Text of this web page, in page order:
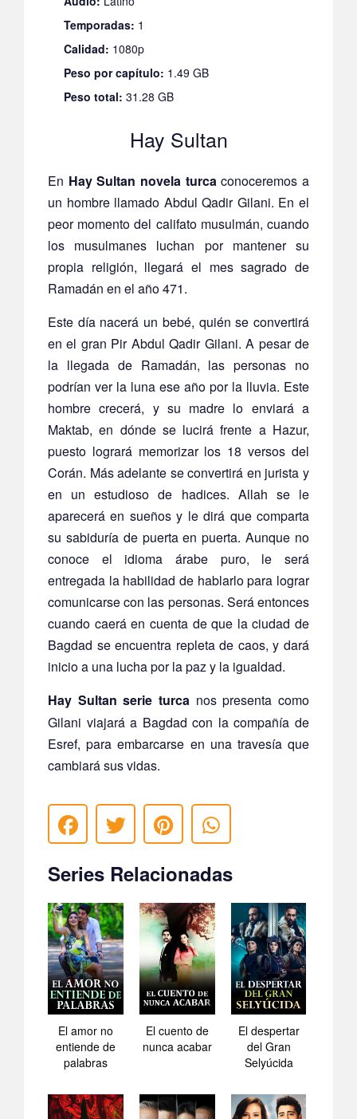
Temporadas: 1
Calidad: 1080p
Peso por capítulo: 1.49 GB
Peso total: 31.28 GB
Hay Sultan
En Hay Sultan novela turcaconoceremos a
un hombre llamado Abdul Qadir Gilani. En el
peor momento del califato musulmán, cuando
los musulmanes luchan por mantener su
propia religión, llegará el mes sagrado de
Ramadán en el año 471.
Este día nacerá un bebé, quién se convertirá
en el gran Pir Abdul Qadir Gilani. A pesar de
la llegada de Ramadán, las personas no
podrían ver la luna ese año por la lluvia. Este
hombre crecerá, y su madre lo enviará a
Maktab, en dónde se lucirá frente a Hazur,
puesto logrará memorizar los 18 versos del
Corán. Más adelante se convertirá en jurista y
en un estudioso de hadices. Allah se le
aparecerá en sueños y le dirá que comparta
su sabiduría de puerta en puerta. Aunque no
conoce el idioma árabe puro, le será
entregada la habilidad de hablarlo para lograr
comunicarse con las personas. Será entonces
cuando caerá en cuenta de que la ciudad de
Bagdad se encuentra repleta de caos, y dará
inicio a una lucha por la paz y la igualdad.
Hay Sultan serie turca nos presenta como
Gilani viajará a Bagdad con la compañía de
Esref, para embarcarse en una travesía que
cambiará sus vidas.
Series Relacionadas
El amor no
entiende de
palabras
El cuento de
nunca acabar
El despertar
del Gran
Selyúcida